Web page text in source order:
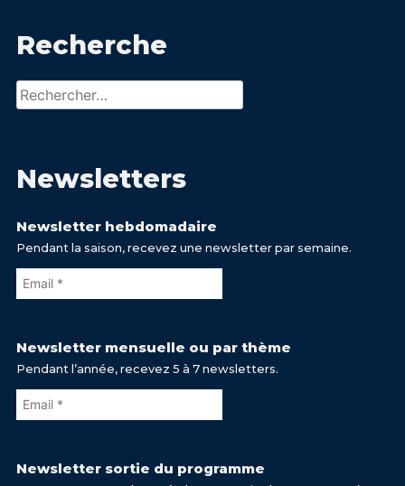
Recherche
Rechercher :
Newsletters
Newsletter hebdomadaire
Pendant la saison, recevez une newsletter par semaine.
Newsletter mensuelle ou par thème
Pendant l’année, recevez 5 à 7 newsletters.
Newsletter sortie du programme